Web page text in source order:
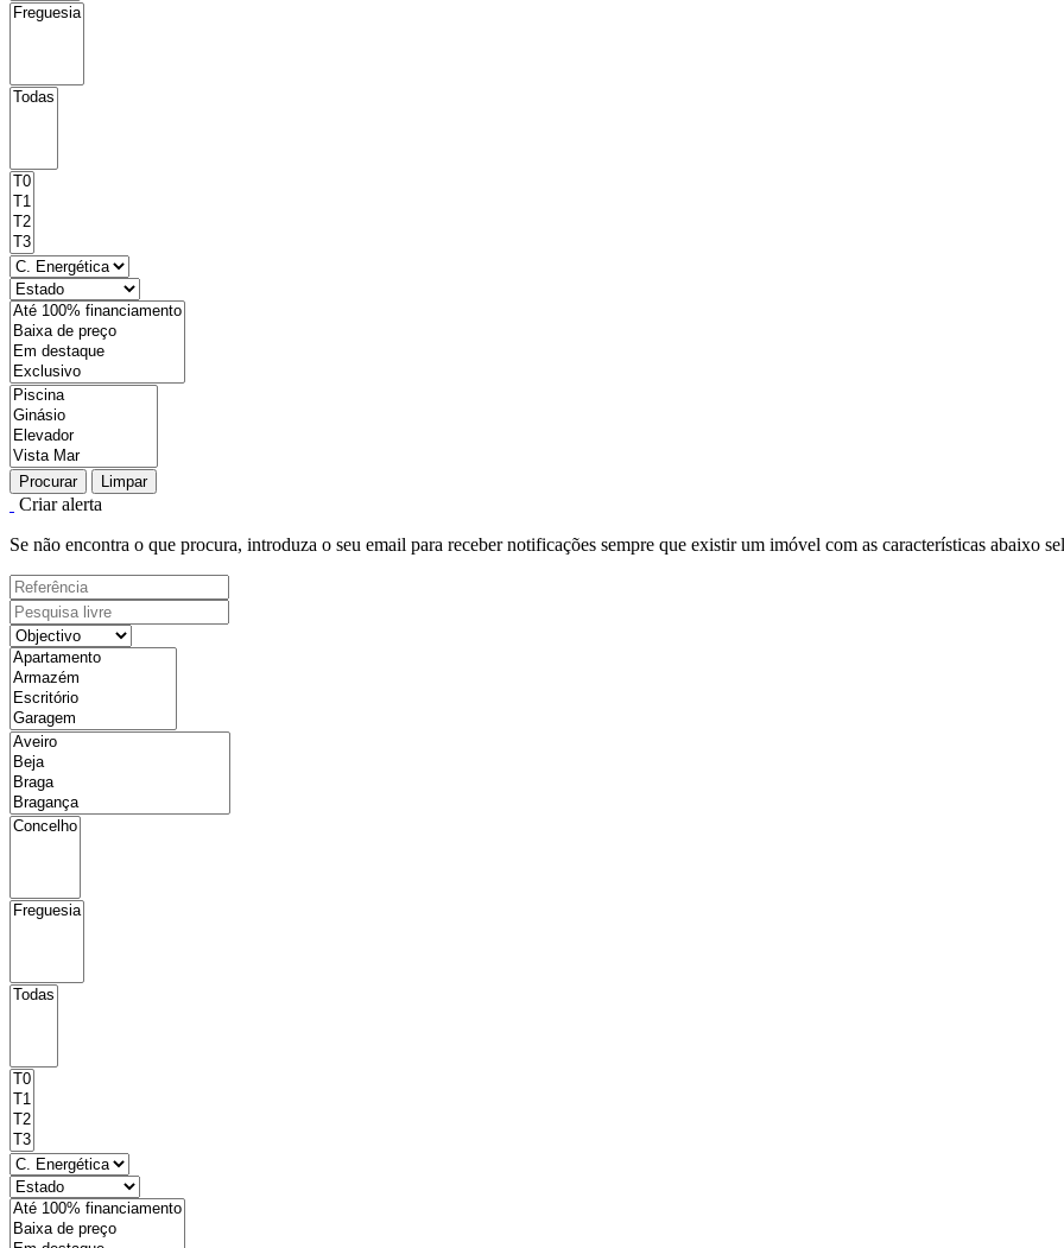
Procurar Limpar
Criar alerta
Se não encontra o que procura, introduza o seu email para receber notificações sempre que existir um imóvel com as características abaixo